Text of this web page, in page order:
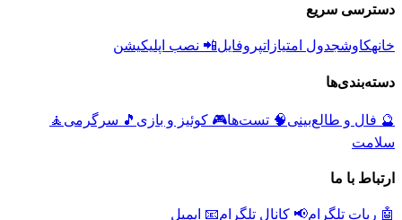
دسترسی سریع
خانهکاوشجدول امتیازاتپروفایل📲 نصب اپلیکیشن
دسته‌بندی‌ها
🔮 فال و طالع‌بینی🧠 تست‌ها🎮 کوئیز و بازی 🎵 سرگرمی 🧘
سلامت
ارتباط با ما
🤖 ربات تلگرام📢 کانال تلگرام📧 ایمیل